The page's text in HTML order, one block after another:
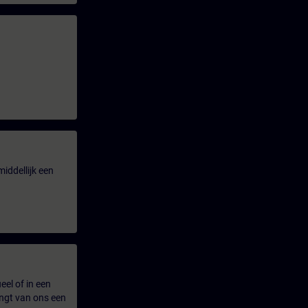
een
of in een
van ons een